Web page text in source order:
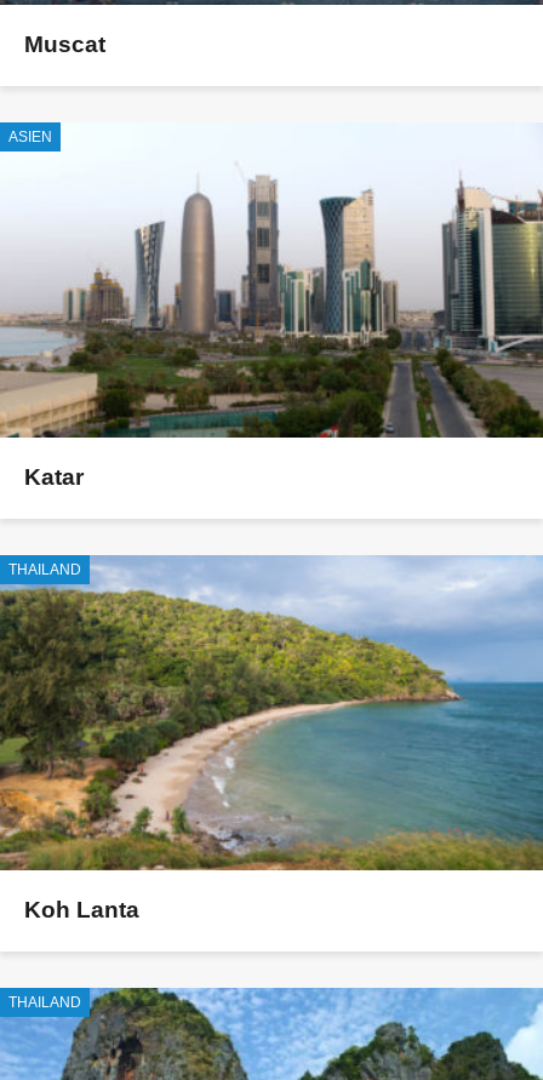
Muscat
ASIEN
Katar
THAILAND
Koh Lanta
THAILAND